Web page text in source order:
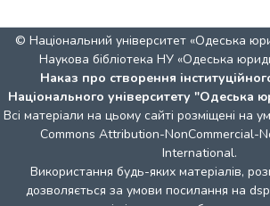
© Національний університет «Одеська
Наукова бібліотека НУ «Одеська
Наказ про створення
Національного університету "Одеська
Всі матеріали на цьому сайті розміщені на
Commons Attribution-NonCommercial-
International.
Використання будь-яких матеріалів,
дозволяється за умови посилання на